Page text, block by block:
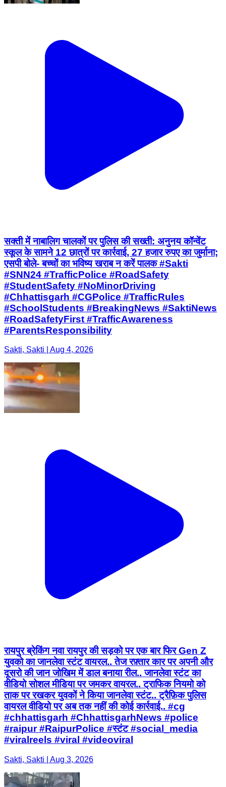
सक्ती में नाबालिग चालकों पर पुलिस की सख्ती: अनुनय कॉन्वेंट
स्कूल के सामने 12 छात्रों पर कार्रवाई, 27 हजार रुपए का जुर्माना;
एसपी बोले- बच्चों का भविष्य खराब न करें पालक #Sakti
#SNN24 #TrafficPolice #RoadSafety
#StudentSafety #NoMinorDriving
#Chhattisgarh #CGPolice #TrafficRules
#SchoolStudents #BreakingNews #SaktiNews
#RoadSafetyFirst #TrafficAwareness
#ParentsResponsibility
Sakti, Sakti | Aug 4, 2026
रायपुर ब्रेकिंग नवा रायपुर की सड़को पर एक बार फिर Gen Z
युवको का जानलेवा स्टंट वायरल.. तेज रफ़्तार कार पर अपनी और
दूसरो की जान जोखिम में डाल बनाया रील.. जानलेवा स्टंट का
वीडियो सोशल मीडिया पर जमकर वायरल.. ट्राफिक नियमो को
ताक पर रखकर युवकों ने किया जानलेवा स्टंट.. ट्रैफ़िक पुलिस
वायरल वीडियो पर अब तक नहीं की कोई कार्रवाई.. #cg
#chhattisgarh #ChhattisgarhNews #police
#raipur #RaipurPolice #स्टंट #social_media
#viralreels #viral #videoviral
Sakti, Sakti | Aug 3, 2026